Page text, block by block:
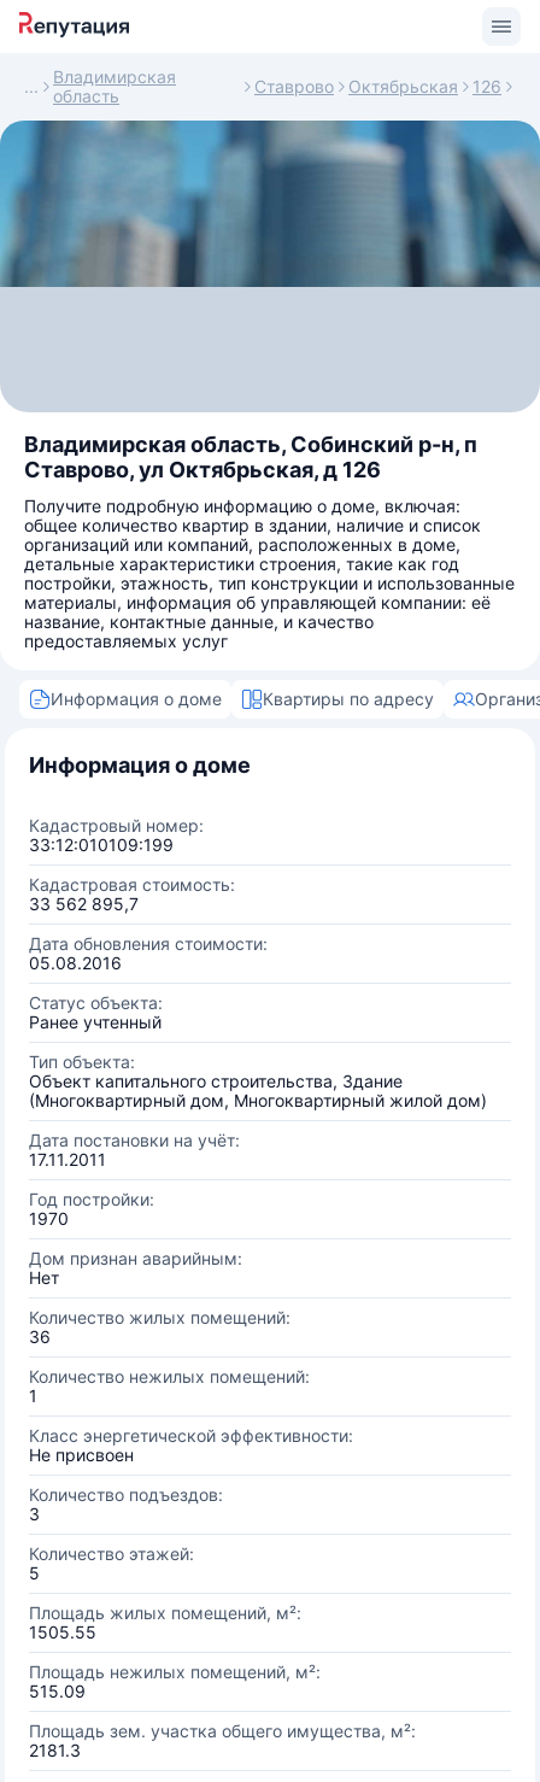
Владимирская
область
Ставрово Октябрьская 126
Владимирская область, Собинский р-н, п
Ставрово, ул Октябрьская, д 126
Получите подробную информацию о доме, включая:
общее количество квартир в здании, наличие и список
организаций или компаний, расположенных в доме,
детальные характеристики строения, такие как год
постройки, этажность, тип конструкции и использованные
материалы, информация об управляющей компании: её
название, контактные данные, и качество
предоставляемых услуг
Информация о доме Квартиры по адресу
Информация о доме
Кадастровый номер:
33:12:010109:199
Кадастровая стоимость:
33 562 895,7
Дата обновления стоимости:
05.08.2016
Статус объекта:
Ранее учтенный
Тип объекта:
Объект капитального строительства, Здание
(Многоквартирный дом, Многоквартирный жилой дом)
Дата постановки на учёт:
17.11.2011
Год постройки:
1970
Дом признан аварийным:
Нет
Количество жилых помещений:
36
Количество нежилых помещений:
1
Класс энергетической эффективности:
Не присвоен
Количество подъездов:
3
Количество этажей:
5
Площадь жилых помещений, м²:
1505.55
Площадь нежилых помещений, м²:
515.09
Площадь зем. участка общего имущества, м²:
2181.3